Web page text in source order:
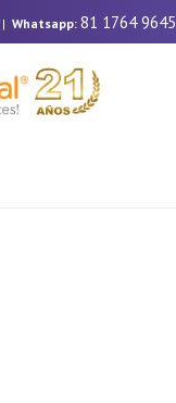
| Whatsapp: 81 1764 9645